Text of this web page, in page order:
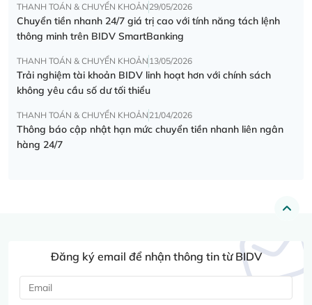
THANH TOÁN & CHUYỂN KHOẢN 29/05/2026
Chuyển tiền nhanh 24/7 giá trị cao với tính năng tách lệnh
thông minh trên BIDV SmartBanking
THANH TOÁN & CHUYỂN KHOẢN 13/05/2026
Trải nghiệm tài khoản BIDV linh hoạt hơn với chính sách
không yêu cầu số dư tối thiểu
THANH TOÁN & CHUYỂN KHOẢN 21/04/2026
Thông báo cập nhật hạn mức chuyển tiền nhanh liên ngân
hàng 24/7
Đăng ký email để nhận thông tin từ BIDV